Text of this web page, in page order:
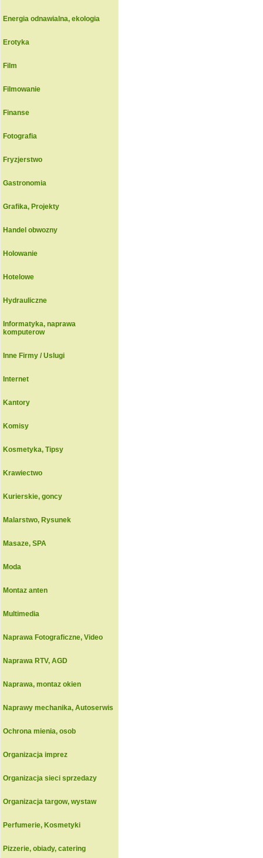
Energia odnawialna, ekologia
Erotyka
Film
Filmowanie
Finanse
Fotografia
Fryzjerstwo
Gastronomia
Grafika, Projekty
Handel obwozny
Holowanie
Hotelowe
Hydrauliczne
Informatyka, naprawa
komputerow
Inne Firmy / Uslugi
Internet
Kantory
Komisy
Kosmetyka, Tipsy
Krawiectwo
Kurierskie, goncy
Malarstwo, Rysunek
Masaze, SPA
Moda
Montaz anten
Multimedia
Naprawa Fotograficzne, Video
Naprawa RTV, AGD
Naprawa, montaz okien
Naprawy mechanika, Autoserwis
Ochrona mienia, osob
Organizacja imprez
Organizacja sieci sprzedazy
Organizacja targow, wystaw
Perfumerie, Kosmetyki
Pizzerie, obiady, catering